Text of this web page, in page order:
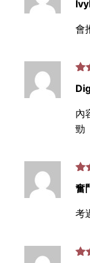
滿
會
分
內
勁
滿
奮
考